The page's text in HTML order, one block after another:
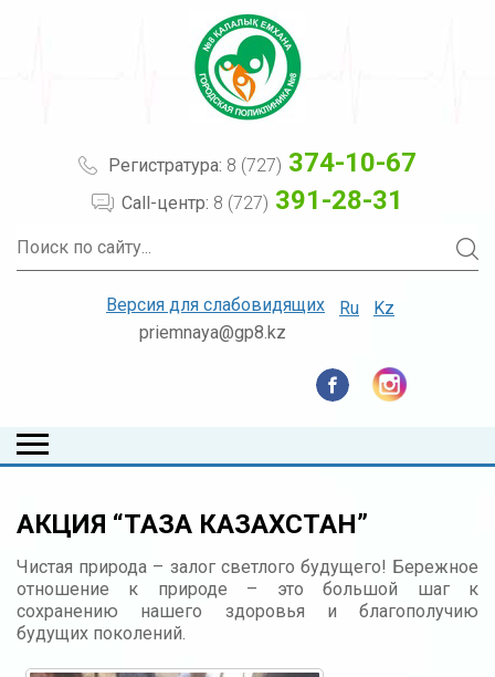
Регистратура: 8 (727) 374-10-67
Call-центр: 8 (727) 391-28-31
Версия для слабовидящих
priemnaya@gp8.kz
Ru Kz
АКЦИЯ “ТАЗА КАЗАХСТАН”
Чистая природа – залог светлого будущего! Бережное
отношение к природе – это большой шаг к
сохранению нашего здоровья и благополучию
будущих поколений.